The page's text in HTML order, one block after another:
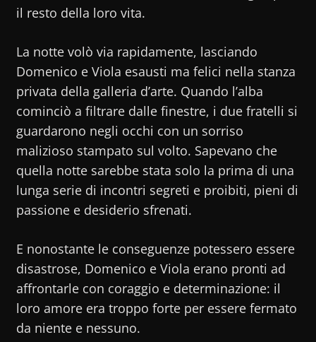
il resto della loro vita.
La notte volò via rapidamente, lasciando
Domenico e Viola esausti ma felici nella stanza
privata della galleria d’arte. Quando l’alba
cominciò a filtrare dalle finestre, i due fratelli si
guardarono negli occhi con un sorriso
malizioso stampato sul volto. Sapevano che
quella notte sarebbe stata solo la prima di una
lunga serie di incontri segreti e proibiti, pieni di
passione e desiderio sfrenati.
E nonostante le conseguenze potessero essere
disastrose, Domenico e Viola erano pronti ad
affrontarle con coraggio e determinazione: il
loro amore era troppo forte per essere fermato
da niente e nessuno.